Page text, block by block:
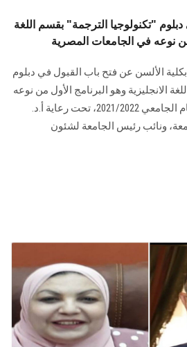
الخريجين
الزائـرون
"تكنولوجيا الترجمة" بقسم اللغة
من نوعه في الجامعات المصرية
الألسن عن فتح باب القبول في دبلوم
الانجليزية وهو البرنامج الأول من نوعه
في الجامعات المصرية، للعام الجامعي 2021/2022، تحت رعاية أ.د.
ونائب رئيس الجامعة لشئون